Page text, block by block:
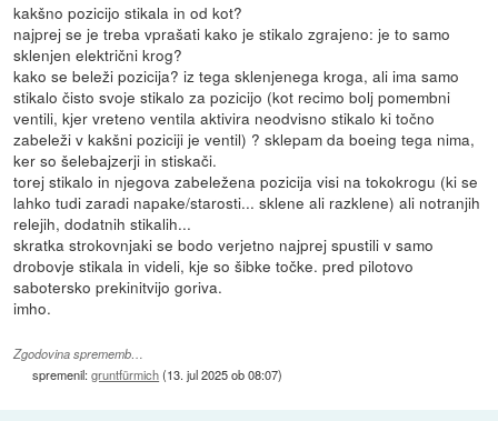
kakšno pozicijo stikala in od kot?
najprej se je treba vprašati kako je stikalo zgrajeno: je to samo
sklenjen električni krog?
kako se beleži pozicija? iz tega sklenjenega kroga, ali ima samo
stikalo čisto svoje stikalo za pozicijo (kot recimo bolj pomembni
ventili, kjer vreteno ventila aktivira neodvisno stikalo ki točno
zabeleži v kakšni poziciji je ventil) ? sklepam da boeing tega nima,
ker so šelebajzerji in stiskači.
torej stikalo in njegova zabeležena pozicija visi na tokokrogu (ki se
lahko tudi zaradi napake/starosti... sklene ali razklene) ali notranjih
relejih, dodatnih stikalih...
skratka strokovnjaki se bodo verjetno najprej spustili v samo
drobovje stikala in videli, kje so šibke točke. pred pilotovo
sabotersko prekinitvijo goriva.
imho.
Zgodovina sprememb…
spremenil:gruntfürmich(13. jul 2025 ob 08:07)